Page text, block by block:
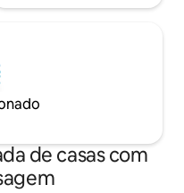
de casas com